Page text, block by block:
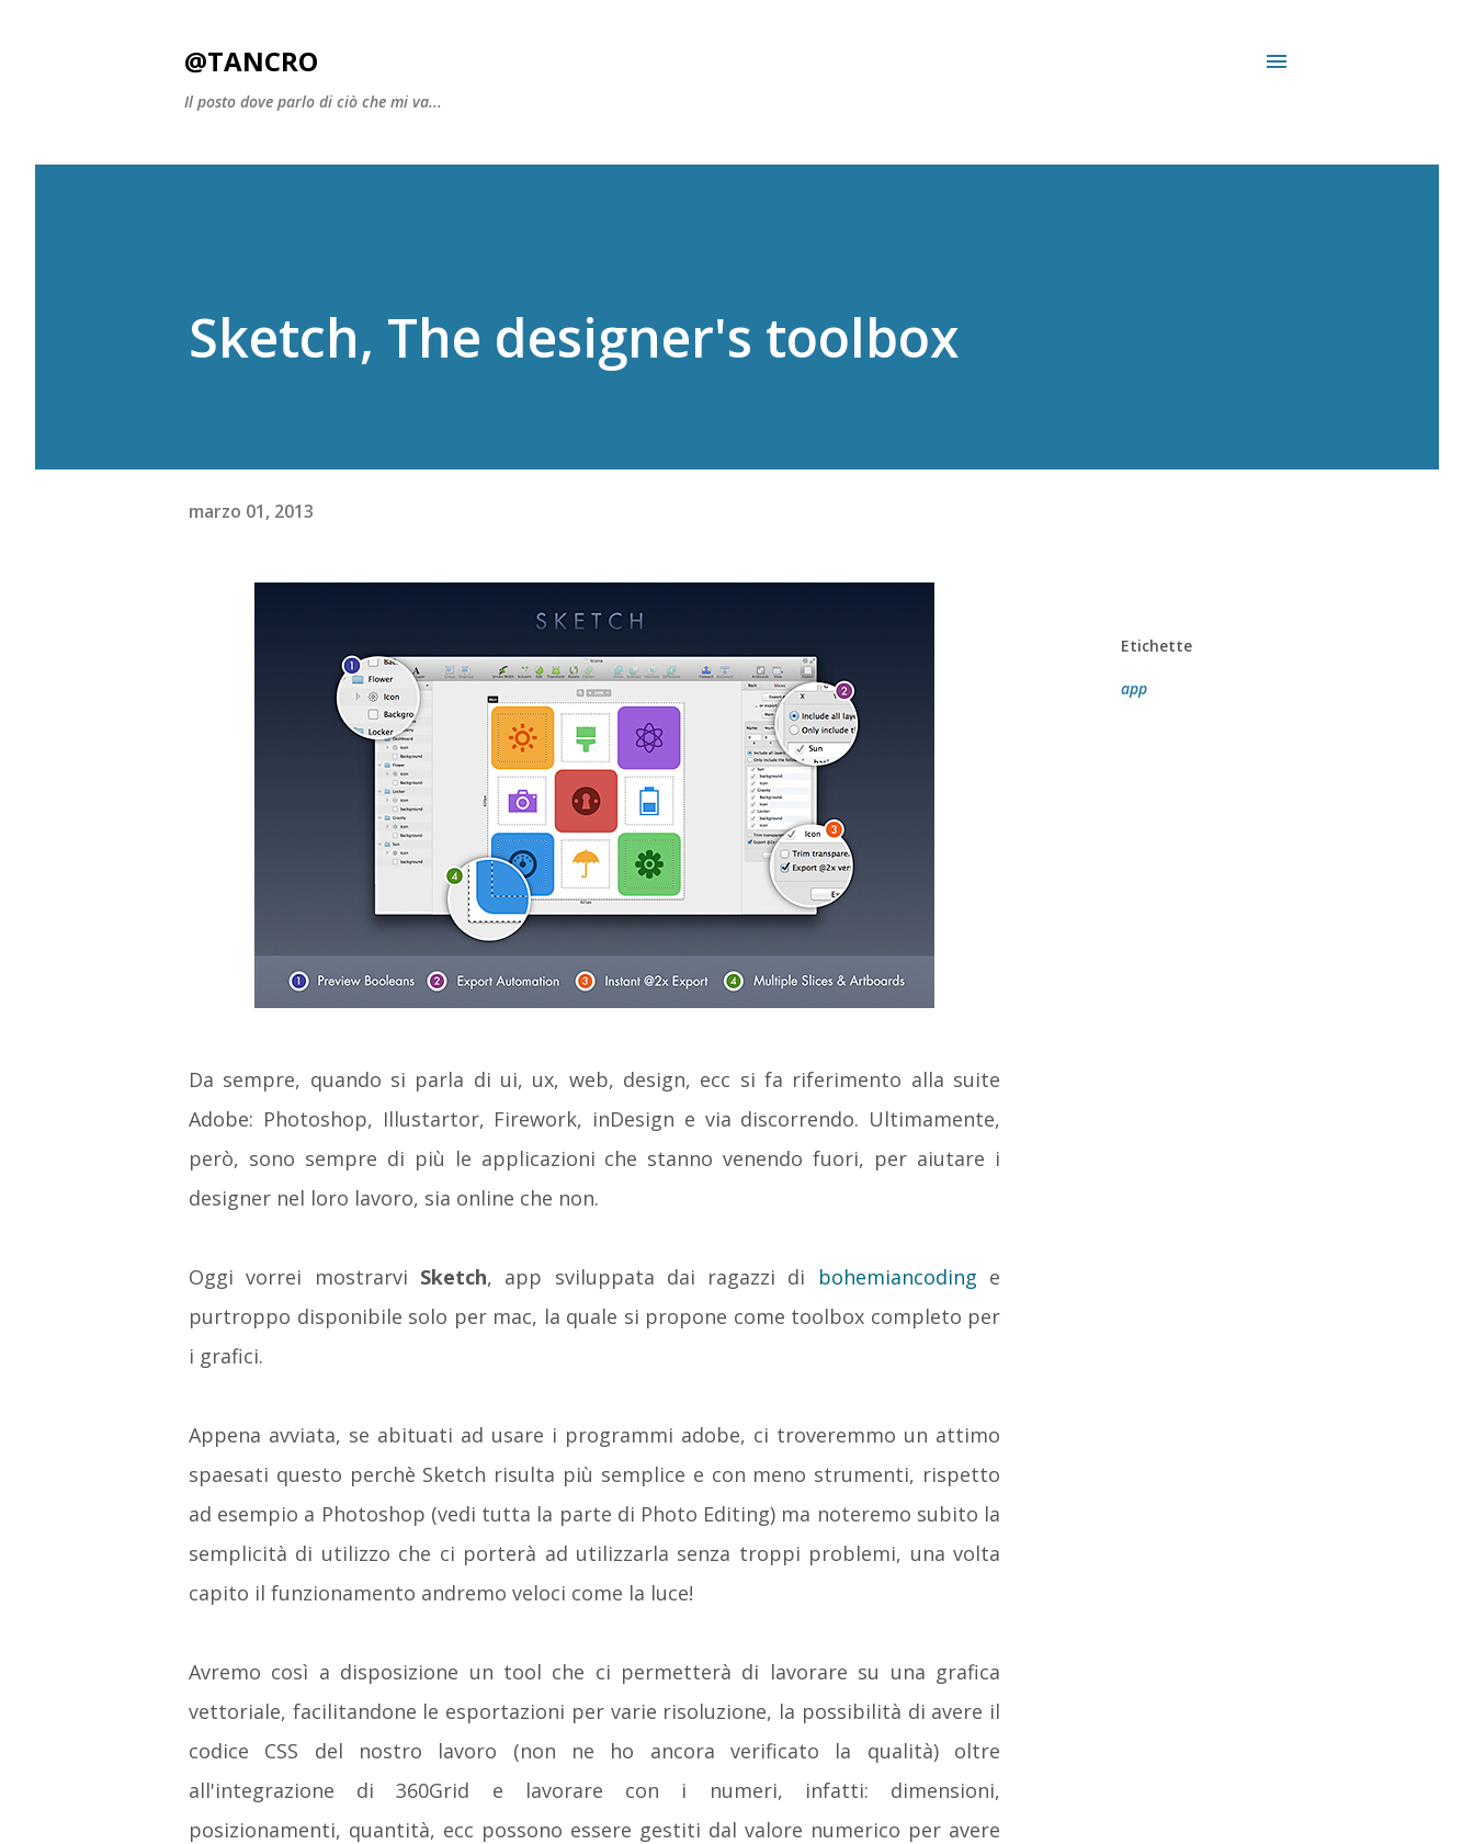
@TANCRO
Il posto dove parlo di ciò che mi va...
Sketch, The designer's toolbox
marzo 01, 2013
Da sempre, quando si parla di ui, ux, web, design, ecc si fa riferimento alla suite
Adobe: Photoshop, Illustartor, Firework, inDesign e via discorrendo. Ultimamente,
però, sono sempre di più le applicazioni che stanno venendo fuori, per aiutare i
designer nel loro lavoro, sia online che non.
Oggi vorrei mostrarvi Sketch, app sviluppata dai ragazzi di bohemiancoding e
purtroppo disponibile solo per mac, la quale si propone come toolbox completo per
i grafici.
Appena avviata, se abituati ad usare i programmi adobe, ci troveremmo un attimo
spaesati questo perchè Sketch risulta più semplice e con meno strumenti, rispetto
ad esempio a Photoshop (vedi tutta la parte di Photo Editing) ma noteremo subito la
semplicità di utilizzo che ci porterà ad utilizzarla senza troppi problemi, una volta
capito il funzionamento andremo veloci come la luce!
Avremo così a disposizione un tool che ci permetterà di lavorare su una grafica
vettoriale, facilitandone le esportazioni per varie risoluzione, la possibilità di avere il
codice CSS del nostro lavoro (non ne ho ancora verificato la qualità) oltre
all'integrazione di 360Grid e lavorare con i numeri, infatti: dimensioni,
posizionamenti, quantità, ecc possono essere gestiti dal valore numerico per avere
Etichette
app